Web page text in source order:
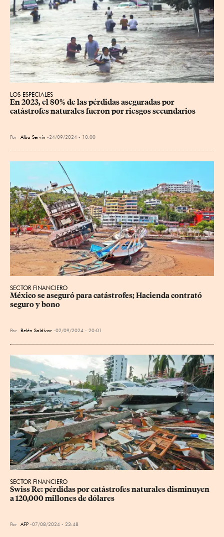
LOS ESPECIALES
En 2023, el 80% de las pérdidas aseguradas por
catástrofes naturales fueron por riesgos secundarios
Por Alba Servín 24/09/2024 - 10:00
SECTOR FINANCIERO
México se aseguró para catástrofes; Hacienda contrató
seguro y bono
Por Belén Saldívar 02/09/2024 - 20:01
SECTOR FINANCIERO
Swiss Re: pérdidas por catástrofes naturales disminuyen
a 120,000 millones de dólares
Por AFP 07/08/2024 - 23:48